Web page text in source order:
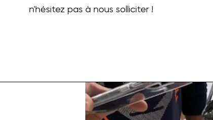
n'hésitez pas à nous solliciter !